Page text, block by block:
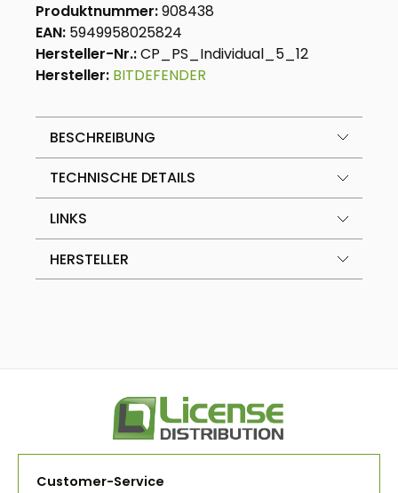
Produktnummer:908438
EAN: 5949958025824
Hersteller-Nr.:CP_PS_Individual_5_12
Hersteller: BITDEFENDER
BESCHREIBUNG
TECHNISCHE DETAILS
LINKS
HERSTELLER
Customer-Service